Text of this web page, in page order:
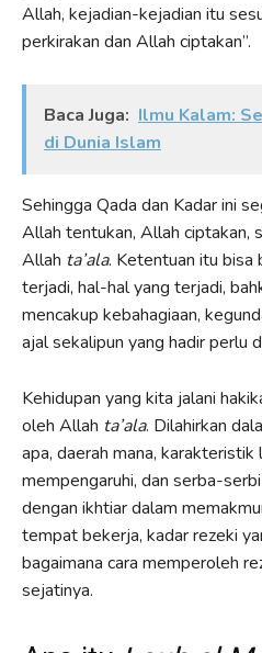
Allah, kejadian-kejadian itu
perkirakan dan Allah ciptakan”.
Baca Juga: Ilmu Kalam:
di Dunia Islam
Sehingga Qada dan Kadar ini
Allah tentukan, Allah ciptakan,
Allah ta’ala. Ketentuan itu bisa
terjadi, hal-hal yang terjadi,
mencakup kebahagiaan,
ajal sekalipun yang hadir perlu
Kehidupan yang kita jalani
oleh Allah ta’ala. Dilahirkan
apa, daerah mana, karakteristik
mempengaruhi, dan serba-
dengan ikhtiar dalam
tempat bekerja, kadar rezeki
bagaimana cara memperoleh
sejatinya.